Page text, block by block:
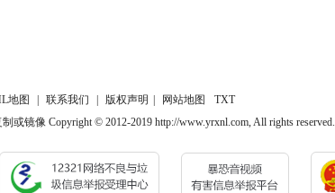
地图 联系我们 版权声明 网站地图
TXT
镜像 Copyright © 2012-2019 http://www.yrxnl.com, All rights reserved.